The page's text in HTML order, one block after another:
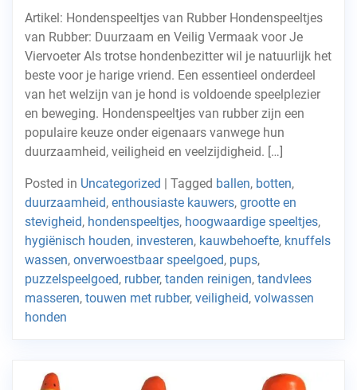
Artikel: Hondenspeeltjes van Rubber Hondenspeeltjes
van Rubber: Duurzaam en Veilig Vermaak voor Je
Viervoeter Als trotse hondenbezitter wil je natuurlijk het
beste voor je harige vriend. Een essentieel onderdeel
van het welzijn van je hond is voldoende speelplezier
en beweging. Hondenspeeltjes van rubber zijn een
populaire keuze onder eigenaars vanwege hun
duurzaamheid, veiligheid en veelzijdigheid. […]
Posted in Uncategorized Tagged ballen, botten,
duurzaamheid, enthousiaste kauwers, grootte en
stevigheid, hondenspeeltjes, hoogwaardige speeltjes,
hygiënisch houden, investeren, kauwbehoefte, knuffels
wassen, onverwoestbaar speelgoed, pups,
puzzelspeelgoed, rubber, tanden reinigen, tandvlees
masseren, touwen met rubber, veiligheid, volwassen
honden